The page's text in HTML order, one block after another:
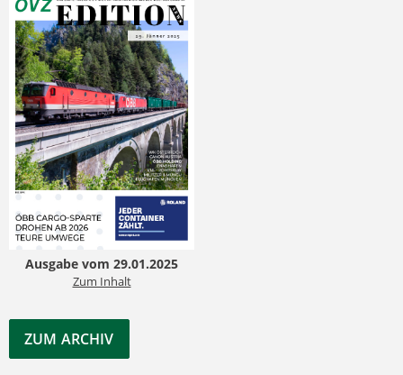
Ausgabe vom 29.01.2025
Zum Inhalt
ZUM ARCHIV